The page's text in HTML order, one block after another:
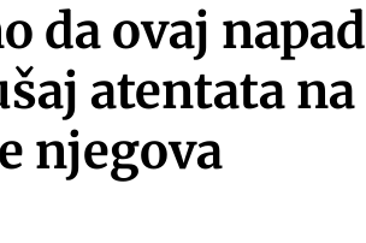
da ovaj napad
atentata na
njegova